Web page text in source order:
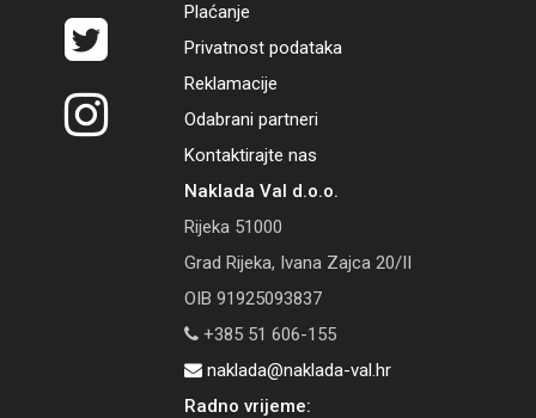
Plaćanje
Privatnost podataka
Reklamacije
Odabrani partneri
Kontaktirajte nas
Naklada Val d.o.o.
Rijeka 51000
Grad Rijeka, Ivana Zajca 20/II
OIB 91925093837
+385 51 606-155
naklada@naklada-val.hr
Radno vrijeme: